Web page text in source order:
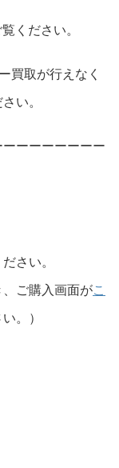
ください。
買取が行えなく
い。
ーーーーーーー
さい。
、ご購入画面がこ
。）